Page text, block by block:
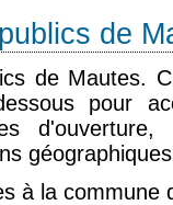
de
de Mautes.
pour
à la commune